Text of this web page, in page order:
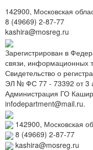
142900, Московская
8 (49669) 2-87-77
kashira@mosreg.ru
Зарегистрирован в
связи, информационных
Свидетельство о
ЭЛ № ФС 77 - 73392 от 3
Администрация ГО
infodepartment@mail.ru.
142900, Московская
8 (49669) 2-87-77
kashira@mosreg.ru